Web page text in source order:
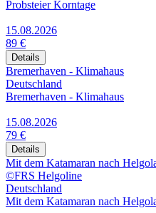
Probsteier Korntage
15.08.2026
89 €
Details
Bremerhaven - Klimahaus
Deutschland
Bremerhaven - Klimahaus
15.08.2026
79 €
Details
Mit dem Katamaran nach
©FRS Helgoline
Deutschland
Mit dem Katamaran nach